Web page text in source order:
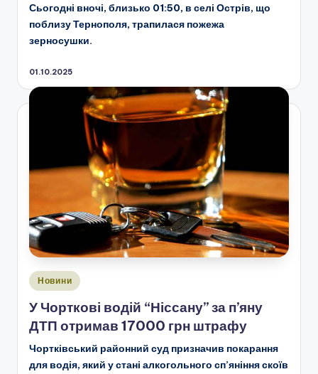
Сьогодні вночі, близько 01:50, в селі Острів, що
поблизу Тернополя, трапилася пожежа
зерносушки.
01.10.2025
Опубліковано
Новини
У Чорткові водій “Ніссану” за п’яну
ДТП отримав 17000 грн штрафу
Чортківський районний суд призначив покарання
для водія, який у стані алкогольного сп’яніння скоїв